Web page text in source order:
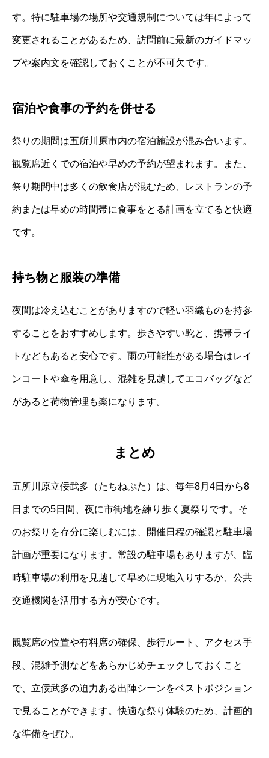
す。特に駐車場の場所や交通規制については年によって
変更されることがあるため、訪問前に最新のガイドマッ
プや案内文を確認しておくことが不可欠です。
宿泊や食事の予約を併せる
祭りの期間は五所川原市内の宿泊施設が混み合います。
観覧席近くでの宿泊や早めの予約が望まれます。また、
祭り期間中は多くの飲食店が混むため、レストランの予
約または早めの時間帯に食事をとる計画を立てると快適
です。
持ち物と服装の準備
夜間は冷え込むことがありますので軽い羽織ものを持参
することをおすすめします。歩きやすい靴と、携帯ライ
トなどもあると安心です。雨の可能性がある場合はレイ
ンコートや傘を用意し、混雑を見越してエコバッグなど
があると荷物管理も楽になります。
まとめ
五所川原立佞武多（たちねぷた）は、毎年8月4日から8
日までの5日間、夜に市街地を練り歩く夏祭りです。そ
のお祭りを存分に楽しむには、開催日程の確認と駐車場
計画が重要になります。常設の駐車場もありますが、臨
時駐車場の利用を見越して早めに現地入りするか、公共
交通機関を活用する方が安心です。
観覧席の位置や有料席の確保、歩行ルート、アクセス手
段、混雑予測などをあらかじめチェックしておくこと
で、立佞武多の迫力ある出陣シーンをベストポジション
で見ることができます。快適な祭り体験のため、計画的
な準備をぜひ。